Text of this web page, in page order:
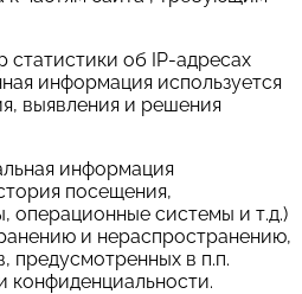
статистики об IP-адресах
информация используется
выявления и решения
информация
посещения,
операционные системы и т.д.)
и нераспространению,
предусмотренных в п.п.
конфиденциальности.